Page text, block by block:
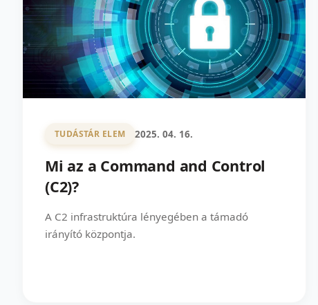
TUDÁSTÁR ELEM 2025. 04. 16.
Mi az a Command and Control
(C2)?
A C2 infrastruktúra lényegében a támadó
irányító központja.